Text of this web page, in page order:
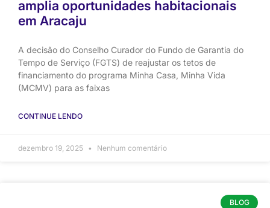
amplia oportunidades habitacionais
em Aracaju
A decisão do Conselho Curador do Fundo de Garantia do
Tempo de Serviço (FGTS) de reajustar os tetos de
financiamento do programa Minha Casa, Minha Vida
(MCMV) para as faixas
CONTINUE LENDO
dezembro 19, 2025 Nenhum comentário
BLOG